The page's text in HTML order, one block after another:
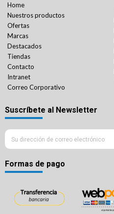
Home
Nuestros productos
Ofertas
Marcas
Destacados
Tiendas
Contacto
Intranet
Correo Corporativo
Suscríbete al Newsletter
Formas de pago